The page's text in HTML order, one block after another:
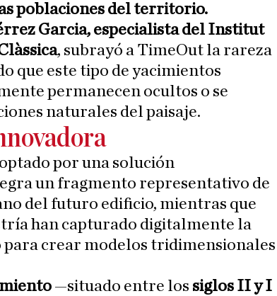
poblaciones del territorio.
Garcia, especialista del Institut
, subrayó a TimeOut la rareza
que este tipo de yacimientos
permanecen ocultos o se
naturales del paisaje.
por una solución
un fragmento representativo de
del futuro edificio, mientras que
han capturado digitalmente la
crear modelos tridimensionales
—situado entre los siglos II y I